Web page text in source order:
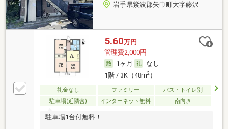
岩手県紫波郡矢巾町大字藤沢
5.60万円
管理費2,000円
1ヶ月
なし
1階 / 3K（48m2）
礼金なし ファミリー
バス・トイレ別
駐車場(近隣含)
インターネット無料 南向き
駐車場1台付無料！